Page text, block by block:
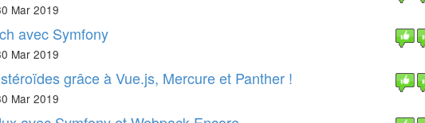
Mar 2019
avec Symfony
Mar 2019
grâce à Vue.js, Mercure et Panther !
Mar 2019